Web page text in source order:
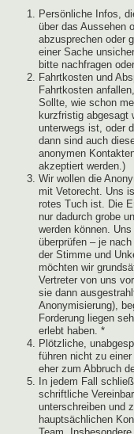
Persönliche Infos,
über das Aussehen
abzusprechen oder
einer Sache
bitte nachfragen
Fahrtkosten und
Fahrtkosten
Sollte, wie schon
kurzfristig abgesagt
unterwegs ist, oder
dann sind auch
anonymen
akzeptiert werden.)
Wir wollen die
mit Vetorecht. Uns
rotes Tuch ist. Die
nur dadurch grobe
werden können.
überprüfen – je
der Stimme und
möchten wir
Vertreter von uns
sie dann
Anonymisierung),
Forderung liegen
erlebt haben. *
Plötzliche,
führen nicht zu
eher zum Abbruch
In jedem Fall
schriftliche
unterschreiben und
hauptsächlichen